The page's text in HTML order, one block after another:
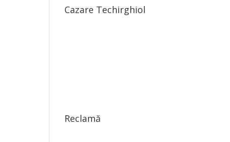
Cazare Techirghiol
Reclamă